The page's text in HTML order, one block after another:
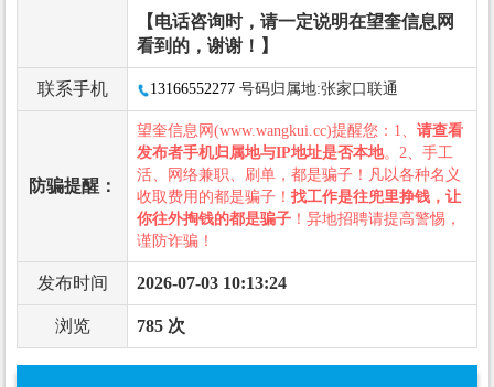
【电话咨询时，请一定说明在望奎信息网
看到的，谢谢！】
联系手机 13166552277 号码归属地:张家口联通
防骗提醒：
望奎信息网(www.wangkui.cc)提醒您：1、 请查看
发布者手机归属地与IP地址是否本地。2、手工
活、网络兼职、刷单，都是骗子！凡以各种名义
收取费用的都是骗子！ 找工作是往兜里挣钱，让
你往外掏钱的都是骗子 ！异地招聘请提高警惕，
谨防诈骗！
发布时间 2026-07-03 10:13:24
浏览 785 次